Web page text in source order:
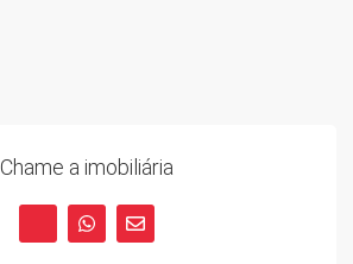
Chame a imobiliária